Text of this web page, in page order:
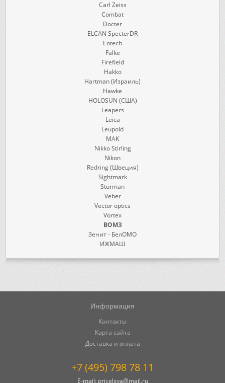
Carl Zeiss
Combat
Docter
ELCAN SpecterDR
Eotech
Falke
Firefield
Hakko
Hartman (Израиль)
Hawke
HOLOSUN (США)
Leapers
Leica
Leupold
MAK
Nikko Stirling
Nikon
Redring (Швеция)
Sightmark
Sturman
Veber
Vector optics
Vortex
ВОМЗ
Зенит - БелОМО
ИЖМАШ
Информация
Контакты
Карта сайта
Доставка и оплата
+7 (495) 798 78 11
E-mail: pricelsya@mail.ru